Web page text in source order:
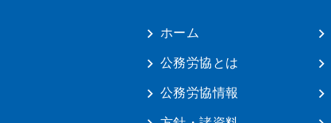
ホーム
公務労協とは
公務労協情報